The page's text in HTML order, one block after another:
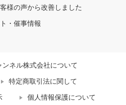
様の声から改善しました
・催事情報
ネル株式会社について
特定商取引法に関して
個人情報保護について